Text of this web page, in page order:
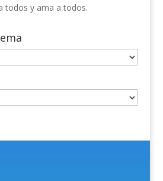
todos y ama a todos.